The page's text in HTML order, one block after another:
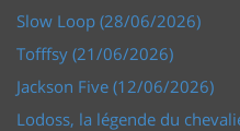
Slow Loop (28/06/2026)
Tofffsy (21/06/2026)
Jackson Five (12/06/2026)
Lodoss, la légende du